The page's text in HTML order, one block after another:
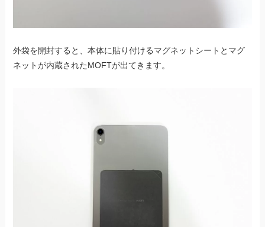
外袋を開封すると、本体に貼り付けるマグネットシートとマグ
ネットが内蔵されたMOFTが出てきます。